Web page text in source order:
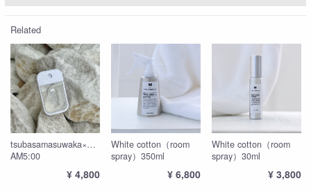
Related
tsubasamasuwaka×aromablendbar
AM5:00
¥ 4,800
White cotton（room
spray）350ml
¥ 6,800
White cotton（room
spray）30ml
¥ 3,800